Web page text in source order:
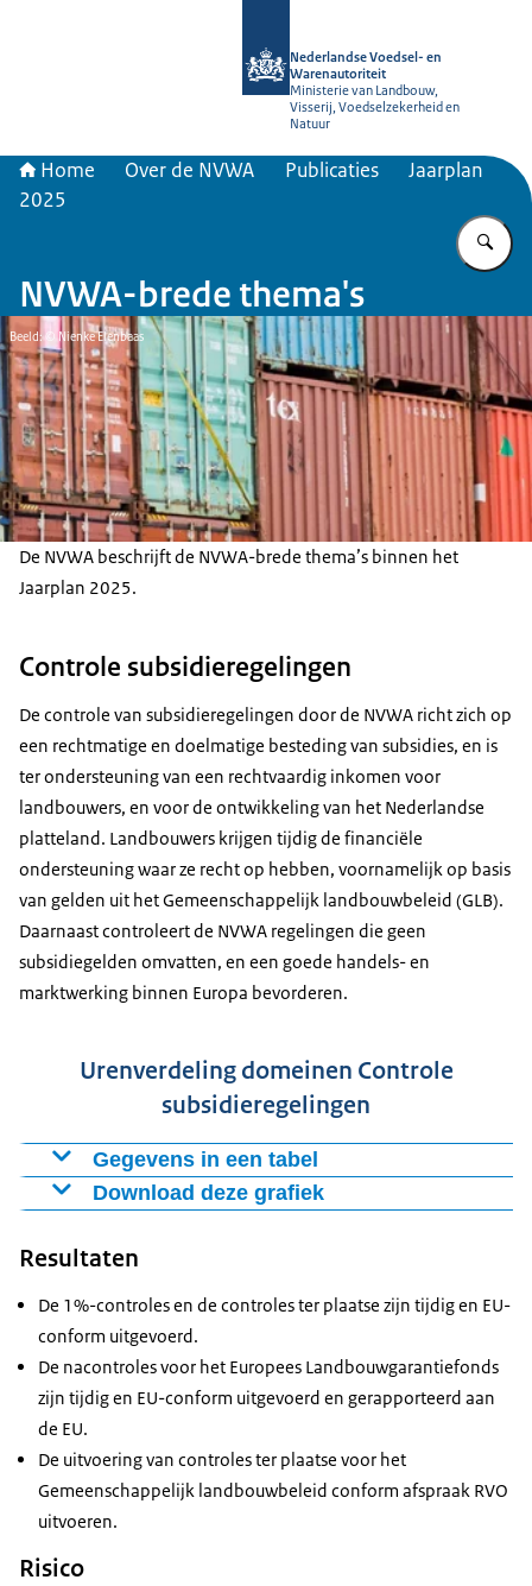
Nederlandse Voedsel- en
Warenautoriteit
Ministerie van Landbouw,
Visserij, Voedselzekerheid en
Natuur
Home Over de NVWA Publicaties
Jaarplan
2025
NVWA-brede thema's
Beeld: © Nienke Elenbaas
De NVWA beschrijft de NVWA-brede thema’s binnen het
Jaarplan 2025.
Controle subsidieregelingen
De controle van subsidieregelingen door de NVWA richt zich op
een rechtmatige en doelmatige besteding van subsidies, en is
ter ondersteuning van een rechtvaardig inkomen voor
landbouwers, en voor de ontwikkeling van het Nederlandse
platteland. Landbouwers krijgen tijdig de financiële
ondersteuning waar ze recht op hebben, voornamelijk op basis
van gelden uit het Gemeenschappelijk landbouwbeleid (GLB).
Daarnaast controleert de NVWA regelingen die geen
subsidiegelden omvatten, en een goede handels- en
marktwerking binnen Europa bevorderen.
Urenverdeling domeinen Controle
subsidieregelingen
Gegevens in een tabel
Domein
Grondgebonden subsidieregelingen
Niet grondgebonden subsidieregelingen
27,77%
Download deze grafiek
Download CSV-bestand
Resultaten
De 1%-controles en de controles ter plaatse zijn tijdig en EU-
conform uitgevoerd.
De nacontroles voor het Europees Landbouwgarantiefonds
zijn tijdig en EU-conform uitgevoerd en gerapporteerd aan
de EU.
De uitvoering van controles ter plaatse voor het
Gemeenschappelijk landbouwbeleid conform afspraak RVO
uitvoeren.
Risico